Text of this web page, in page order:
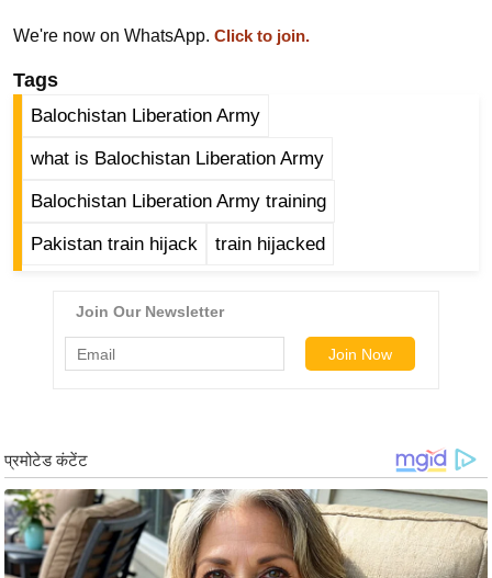
i
n
N
e
s
ला
क्नॉ
लॉ
जी
ब्यू
टी
We're now on WhatsApp. Click to join.
Tags
Balochistan Liberation Army
what is Balochistan Liberation Army
Balochistan Liberation Army training
Pakistan train hijack train hijacked